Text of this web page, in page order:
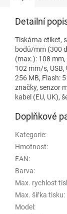
Detailní
Tiskárna etiket,
bodů/mm (300
(max.): 108
102 mm/s,
256 MB, Flash:
značky, senzor
kabel (EU, UK),
Doplňkové
Kategorie:
Hmotnost:
EAN:
Barva:
Max. rychlost
Max. šířka tisku:
Model :